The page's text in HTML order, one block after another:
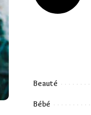
Beauté
Bébé